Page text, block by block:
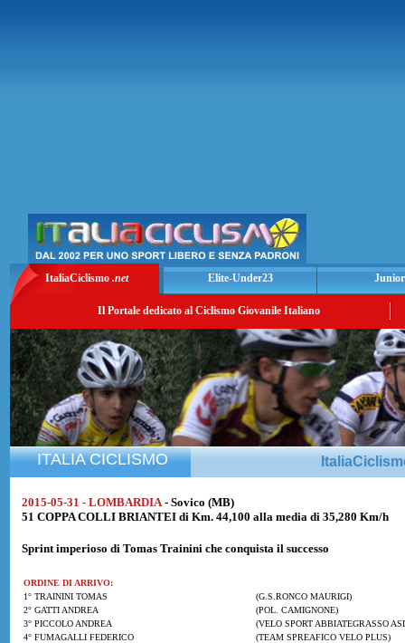
ItaliaCiclismo .net Elite-Under23
Il Portale dedicato al Ciclismo Giovanile Italiano
ITALIA CICLISMO
2015-05-31 - LOMBARDIA - Sovico (MB)
51 COPPA COLLI BRIANTEI di Km. 44,100 alla media di 35,280 Km/h
Sprint imperioso di Tomas Trainini che conquista il successo
ORDINE DI ARRIVO:
1° TRAININI TOMAS
(G.S.RONCO MAURIGI)
2° GATTI ANDREA
(POL. CAMIGNONE)
3° PICCOLO ANDREA
(VELO SPORT ABBIATEGRASSO
4° FUMAGALLI FEDERICO
(TEAM SPREAFICO VELO PLUS)